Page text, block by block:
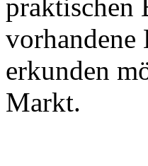
praktischen
vorhandene
erkunden
Markt.